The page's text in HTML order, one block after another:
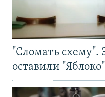
"Сломать схему".
оставили